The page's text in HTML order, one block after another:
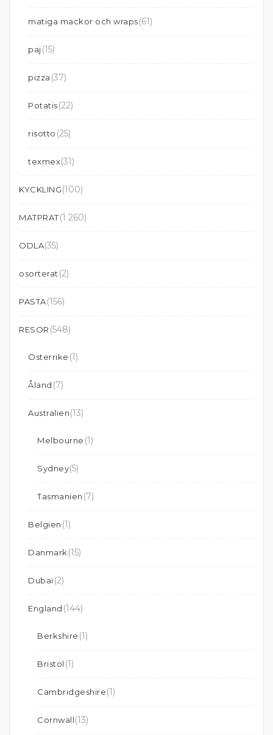
matiga mackor och wraps(61)
paj(15)
pizza (37)
Potatis(22)
risotto (25)
texmex(31)
KYCKLING(100)
MATPRAT(1 260)
ODLA(35)
osorterat (2)
PASTA(156)
RESOR (548)
Österrike (1)
Åland (7)
Australien(13)
Melbourne (1)
Sydney(5)
Tasmanien (7)
Belgien (1)
Danmark (15)
Dubai(2)
England (144)
Berkshire (1)
Bristol (1)
Cambridgeshire(1)
Cornwall(13)